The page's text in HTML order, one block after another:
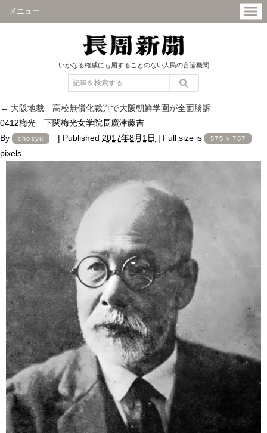
メニュー
いかなる権威にも屈することのない人民の言論機関
← 大阪地裁 高校無償化裁判で大阪朝鮮学園が全面勝訴
0412梅光 下関梅光女学院長廣津藤吉
By
chosyu | Published 2017年8月1日 | Full size is 575 × 787
pixels